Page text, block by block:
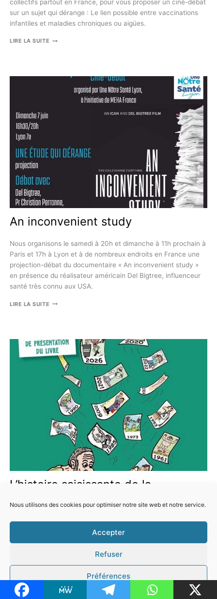
Nous utilisons des cookies pour optimiser notre site web et notre service.
Accepter
Refuser
Préférences
collectifs partout en France, pour vous proposer un ciné-débat
sur un sujet qui dérange : Le lien possible entre vaccinations
infantiles et maladies chroniques ou aigües.
LIRE LA SUITE LE
VACCINATIONS
INFANTILES
AIGÜES
An inconvenient study
Nous organisons le samedi à 20h et dimanche à 11h prochain à
Paris et 17h à Lyon et à de nombreux endroits en France une
projection-débat du documentaire « An inconvenient study »
en présence du réalisateur américain Del Bigtree, influenceur
santé très connu aux USA.
LIRE LA SUITE AN
L’histoire saisissante de la
Un siècle de médecine, un siècle de progrès… ou de
régressions ? L’électrochoc littéraire de juin 2026
LA
MÉDECINE,